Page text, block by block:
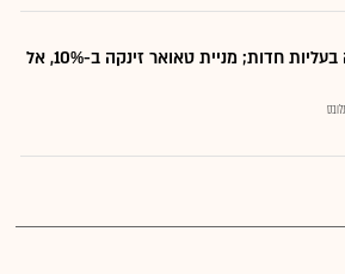
ת"א ננעלה בעליות חדות; מניית טאואר זינקה ב-10%, אל